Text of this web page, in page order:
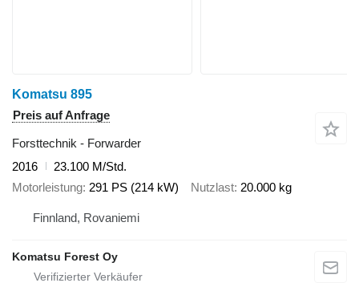
Komatsu 895
Preis auf Anfrage
Forsttechnik - Forwarder
2016
23.100 M/Std.
Motorleistung 291 PS (214 kW) Nutzlast 20.000 kg
Finnland, Rovaniemi
Komatsu Forest Oy